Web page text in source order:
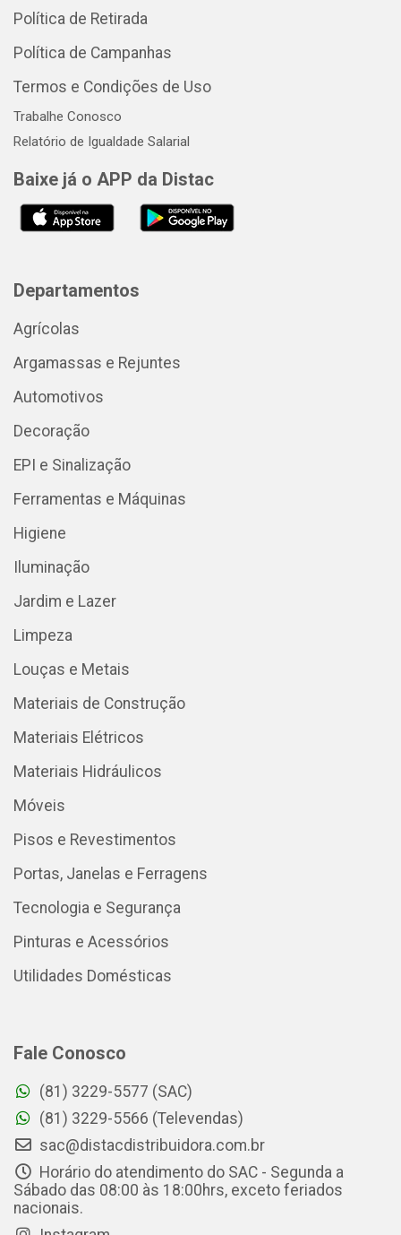
Política de Retirada
Política de Campanhas
Termos e Condições de Uso
Trabalhe Conosco
Relatório de Igualdade Salarial
Baixe já o APP da Distac
Departamentos
Agrícolas
Argamassas e Rejuntes
Automotivos
Decoração
EPI e Sinalização
Ferramentas e Máquinas
Higiene
Iluminação
Jardim e Lazer
Limpeza
Louças e Metais
Materiais de Construção
Materiais Elétricos
Materiais Hidráulicos
Móveis
Pisos e Revestimentos
Portas, Janelas e Ferragens
Tecnologia e Segurança
Pinturas e Acessórios
Utilidades Domésticas
Fale Conosco
(81) 3229-5577 (SAC)
(81) 3229-5566 (Televendas)
sac@distacdistribuidora.com.br
Horário do atendimento do SAC - Segunda a
Sábado das 08:00 às 18:00hrs, exceto feriados
nacionais.